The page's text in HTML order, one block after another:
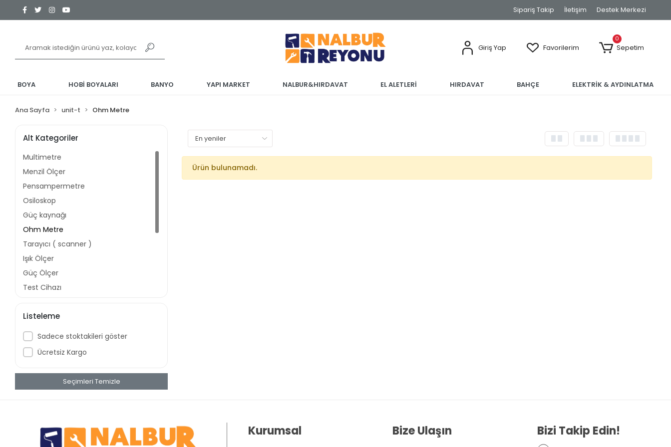
Sipariş Takip İletişim Destek Merkezi
Giriş Yap Favorilerim
0
Sepetim
BOYA HOBİ BOYALARI BANYO YAPI MARKET NALBUR&HIRDAVAT EL ALETLERİ HIRDAVAT BAHÇE ELEKTRİK & AYDINLATMA
Ana Sayfa unit-t Ohm Metre
Alt Kategoriler
Multimetre
Menzil Ölçer
Pensampermetre
Osiloskop
Güç kaynağı
Ohm Metre
Tarayıcı ( scanner )
Işık Ölçer
Güç Ölçer
Test Cihazı
Ölçüm Aletleri
Lazer Termometre
Multi Dedektör
Voltaj Dedektörü
Mervesan
Listeleme
Sadece stoktakileri göster
Ücretsiz Kargo
Seçimleri Temizle
Ürün bulunamadı.
Kurumsal Bize Ulaşın Bizi Takip Edin!